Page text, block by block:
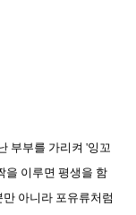
부부를 가리켜 '잉꼬
을 이루면 평생을 함
아니라 포유류처럼